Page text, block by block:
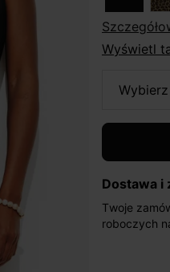
Wyświetl
Dostawa
Twoje
roboczych